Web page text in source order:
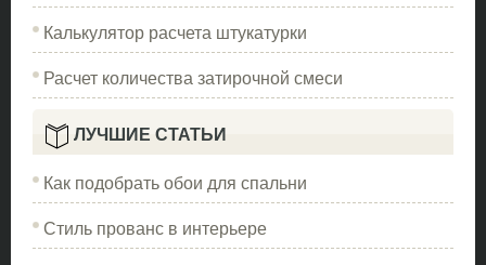
Калькулятор расчета штукатурки
Расчет количества затирочной смеси
ЛУЧШИЕ СТАТЬИ
Как подобрать обои для спальни
Стиль прованс в интерьере